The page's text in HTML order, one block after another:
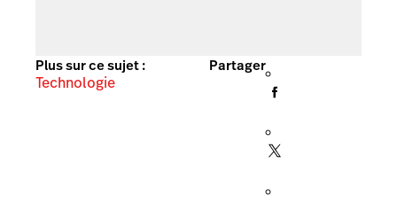
Plus sur ce sujet :
Technologie
Partager